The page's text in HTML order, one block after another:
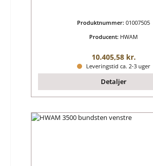
Produktnummer: 01007505
Producent: HWAM
Almindelig pris:
10.405,58 kr.
Leveringstid ca. 2-3 uger
Detaljer